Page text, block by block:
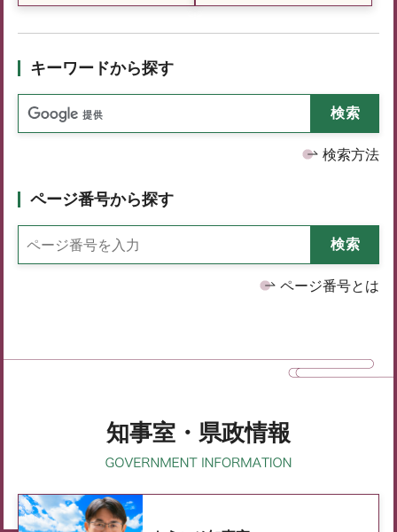
キーワードから探す
検索方法
ページ番号から探す
ページ番号とは
知事室・県政情報